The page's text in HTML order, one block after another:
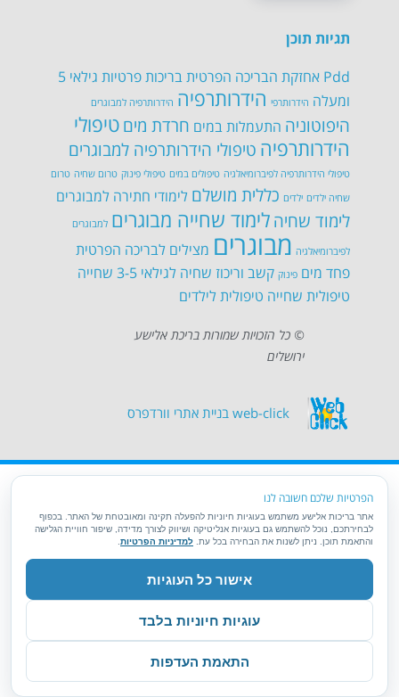
תגיות תוכן
Pdd אחזקת הבריכה הפרטיתבריכות פרטיות
גילאי 5
ומעלה הידרותרפי הידרותרפיה הידרותרפיה למבוגרים
היפוטוניה התעמלות במים חרדת מיםטיפולי
הידרותרפיה טיפולי הידרותרפיה למבוגרים
טיפולי הידרותרפיה לפיברומיאלגיה טיפולים במים טיפולי פינוק טרום שחיה טרום
שחיה ילדים ילדים כללית מושלם לימודי חתירה למבוגרים
לימוד שחיהלימוד שחייה מבוגרים למבוגרים
לפיברומיאלגיה מבוגרים מצילים לבריכה הפרטית
פחד מים פינוק קשב וריכוז שחיה לגילאי 3-5
שחייה
טיפולית שחייה טיפולית לילדים
© כל הזכויות שמורות בריכת אלישע
ירושלים
web-click בניית אתרי וורדפרס
הפרטיות שלכם חשובה לנו
אתר בריכות אלישע משתמש בעוגיות חיוניות להפעלה תקינה ומאובטחת של האתר. בכפוף
לבחירתכם, נוכל להשתמש גם בעוגיות אנליטיקה ושיווק לצורך מדידה, שיפור חוויית הגלישה
והתאמת תוכן. ניתן לשנות את הבחירה בכל עת. למדיניות הפרטיות
אישור כל העוגיות
עוגיות חיוניות בלבד
התאמת העדפות